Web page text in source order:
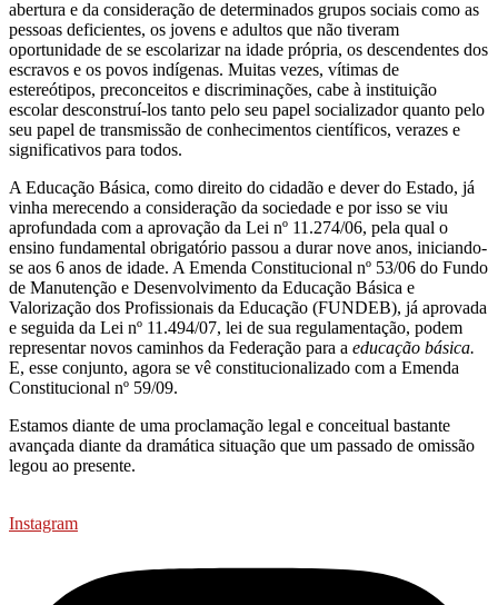
abertura e da consideração de determinados grupos sociais como as
pessoas deficientes, os jovens e adultos que não tiveram
oportunidade de se escolarizar na idade própria, os descendentes dos
escravos e os povos indígenas. Muitas vezes, vítimas de
estereótipos, preconceitos e discriminações, cabe à instituição
escolar desconstruí-los tanto pelo seu papel socializador quanto pelo
seu papel de transmissão de conhecimentos científicos, verazes e
significativos para todos.
A Educação Básica, como direito do cidadão e dever do Estado, já
vinha merecendo a consideração da sociedade e por isso se viu
aprofundada com a aprovação da Lei nº 11.274/06, pela qual o
ensino fundamental obrigatório passou a durar nove anos, iniciando-
se aos 6 anos de idade. A Emenda Constitucional nº 53/06 do Fundo
de Manutenção e Desenvolvimento da Educação Básica e
Valorização dos Profissionais da Educação (FUNDEB), já aprovada
e seguida da Lei nº 11.494/07, lei de sua regulamentação, podem
representar novos caminhos da Federação para a educação básica.
E, esse conjunto, agora se vê constitucionalizado com a Emenda
Constitucional nº 59/09.
Estamos diante de uma proclamação legal e conceitual bastante
avançada diante da dramática situação que um passado de omissão
legou ao presente.
Instagram